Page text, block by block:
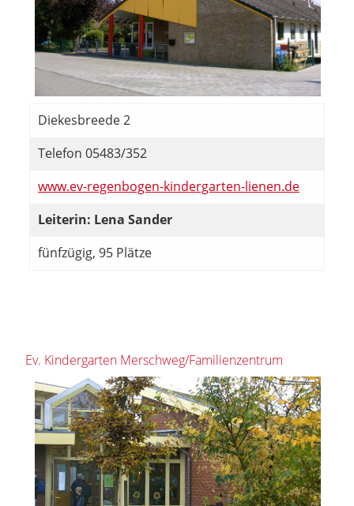
Diekesbreede 2
Telefon 05483/352
www.ev-regenbogen-kindergarten-lienen.de
Leiterin: Lena Sander
fünfzügig, 95 Plätze
Ev. Kindergarten Merschweg/Familienzentrum